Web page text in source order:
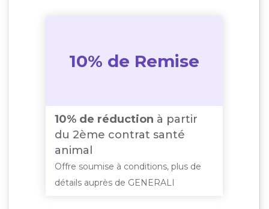
10% de Remise
10% de réduction à partir
du 2ème contrat santé
animal
Offre soumise à conditions, plus de
détails auprès de GENERALI